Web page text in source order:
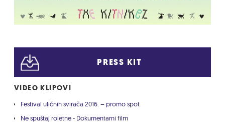
PRESS KIT
VIDEO KLIPOVI
Festival uličnih svirača 2016. – promo spot
Ne spuštaj roletne - Dokumentarni film